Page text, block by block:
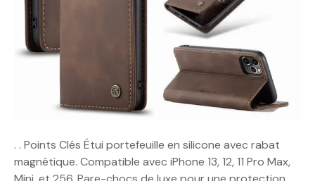
. . Points Clés Étui portefeuille en silicone avec rabat
magnétique. Compatible avec iPhone 13, 12, 11 Pro Max,